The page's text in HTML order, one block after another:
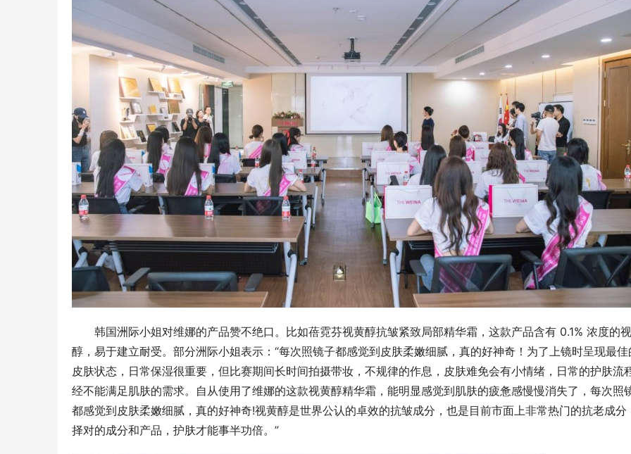
韩国洲际小姐对维娜的产品赞不绝口。比如蓓霓芬视黄醇抗皱紧致局部精华霜，这款产品含有 0.1% 浓度的
醇，易于建立耐受。部分洲际小姐表示：“每次照镜子都感觉到皮肤柔嫩细腻，真的好神奇！为了上镜时呈现最佳
皮肤状态，日常保湿很重要，但比赛期间长时间拍摄带妆，不规律的作息，皮肤难免会有小情绪，日常的护肤流
经不能满足肌肤的需求。自从使用了维娜的这款视黄醇精华霜，能明显感觉到肌肤的疲惫感慢慢消失了，每次照
都感觉到皮肤柔嫩细腻，真的好神奇!视黄醇是世界公认的卓效的抗皱成分，也是目前市面上非常热门的抗老成分
择对的成分和产品，护肤才能事半功倍。”